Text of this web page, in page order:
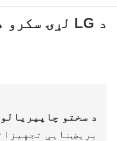
کمپرسور
د LG لړۍ سکرو هوا کمپرسور
د سختو
بریښنایی